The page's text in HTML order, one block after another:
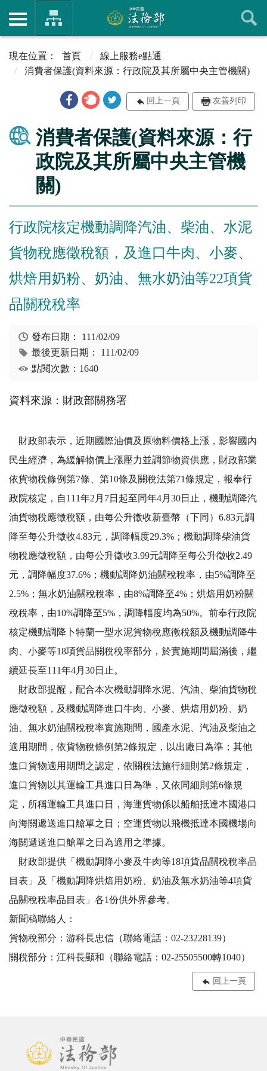
首頁
線上服務e點通
消費者保護(資料來源：行政院及其所屬中央主管機關)
回上一頁 友善列印
消費者保護(資料來源：行
政院及其所屬中央主管機
關)
行政院核定機動調降汽油、柴油、水泥
貨物稅應徵稅額，及進口牛肉、小麥、
烘焙用奶粉、奶油、無水奶油等22項貨
品關稅稅率
發布日期： 111/02/09
最後更新日期： 111/02/09
點閱次數：1640
資料來源：財政部關務署
財政部表示，近期國際油價及原物料價格上漲，影響國內
民生經濟，為緩解物價上漲壓力並調節物資供應，財政部業
依貨物稅條例第7條、第10條及關稅法第71條規定，報奉行
政院核定，自111年2月7日起至同年4月30日止，機動調降汽
油貨物稅應徵稅額，由每公升徵收新臺幣（下同）6.83元調
降至每公升徵收4.83元，調降幅度29.3%；機動調降柴油貨
物稅應徵稅額，由每公升徵收3.99元調降至每公升徵收2.49
元，調降幅度37.6%；機動調降奶油關稅稅率，由5%調降至
2.5%；無水奶油關稅稅率，由8%調降至4%；烘焙用奶粉關
稅稅率，由10%調降至5%，調降幅度均為50%。前奉行政院
核定機動調降卜特蘭一型水泥貨物稅應徵稅額及機動調降牛
肉、小麥等18項貨品關稅稅率部分，於實施期間屆滿後，繼
續延長至111年4月30日止。
財政部提醒，配合本次機動調降水泥、汽油、柴油貨物稅
應徵稅額，及機動調降進口牛肉、小麥、烘焙用奶粉、奶
油、無水奶油關稅稅率實施期間，國產水泥、汽油及柴油之
適用期間，依貨物稅條例第2條規定，以出廠日為準；其他
進口貨物適用期間之認定，依關稅法施行細則第2條規定，
進口貨物以其運輸工具進口日為準，又依同細則第6條規
定，所稱運輸工具進口日，海運貨物係以船舶抵達本國港口
向海關遞送進口艙單之日；空運貨物以飛機抵達本國機場向
海關遞送進口艙單之日為適用之準據。
財政部提供「機動調降小麥及牛肉等18項貨品關稅稅率品
目表」及「機動調降烘焙用奶粉、奶油及無水奶油等4項貨
品關稅稅率品目表」各1份供外界參考。
新聞稿聯絡人：
貨物稅部分：游科長忠信（聯絡電話：02-23228139）
關稅部分：江科長顯和（聯絡電話：02-25505500轉1040）
回上一頁